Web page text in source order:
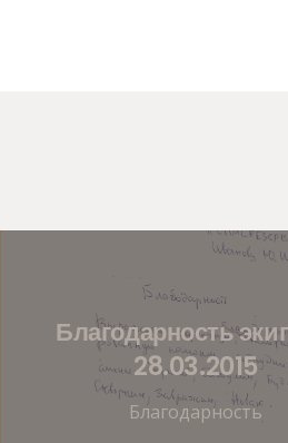
Благодарность
28.03.2015
Благодарность